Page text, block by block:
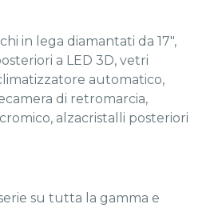
in lega diamantati da 17",
a LED 3D, vetri
automatico,
di retromarcia,
alzacristalli posteriori
su tutta la gamma e